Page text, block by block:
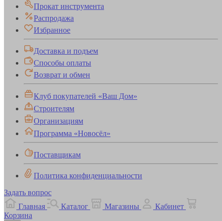
Прокат инструмента
Распродажа
Избранное
Доставка и подъем
Способы оплаты
Возврат и обмен
Клуб покупателей «Ваш Дом»
Строителям
Организациям
Программа «Новосёл»
Поставщикам
Политика конфиденциальности
Задать вопрос
Главная
Каталог Магазины
Кабинет
Корзина